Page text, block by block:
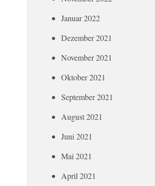
Januar 2022
Dezember 2021
November 2021
Oktober 2021
September 2021
August 2021
Juni 2021
Mai 2021
April 2021